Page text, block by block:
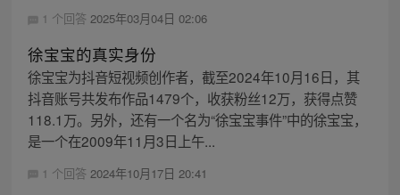
1 个回答 2025年03月04日 02:06
徐宝宝的真实身份
徐宝宝为抖音短视频创作者，截至2024年10月16日，其
抖音账号共发布作品1479个，收获粉丝12万，获得点赞
118.1万。另外，还有一个名为“徐宝宝事件”中的徐宝宝，
是一个在2009年11月3日上午...
1 个回答 2024年10月17日 20:41